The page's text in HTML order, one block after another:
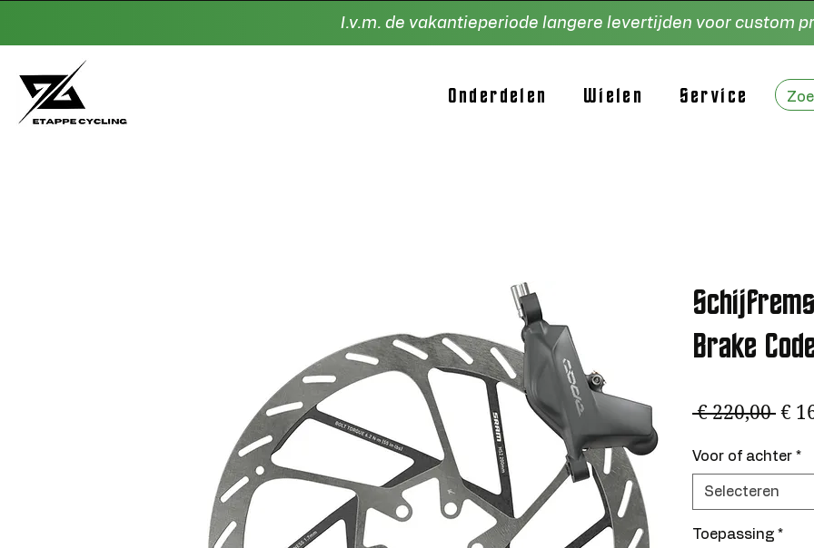
I.v.m. de vakantieperiode langere levertijden voor custom
Onderdelen Wielen Service
Brake
€ 220,00 €
Voor of achter *
Selecteren
Toepassing *